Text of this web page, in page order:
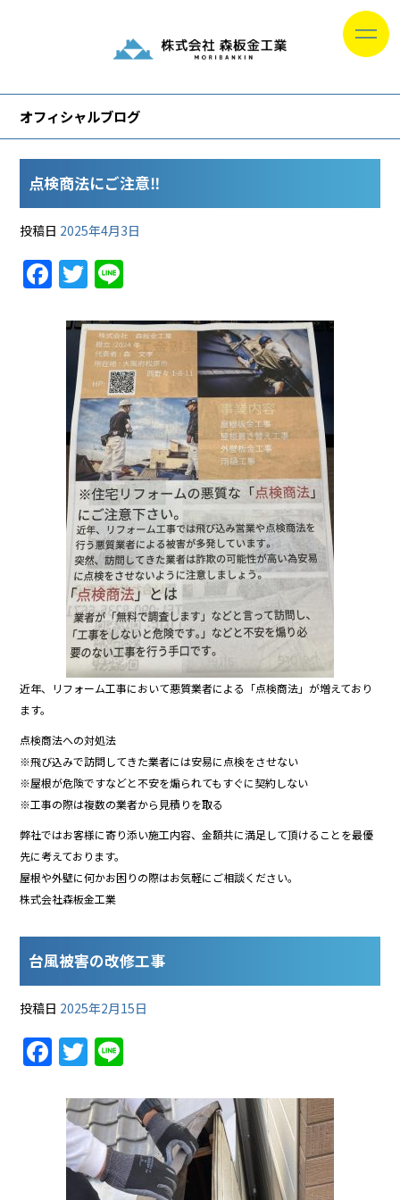
オフィシャルブログ
点検商法にご注意‼︎
投稿日 2025年4月3日
F
a
c
o
k
T
w
itt
er
e
近年、リフォーム工事において悪質業者による「点検商法」が増えており
ます。
点検商法への対処法
※飛び込みで訪問してきた業者には安易に点検をさせない
※屋根が危険ですなどと不安を煽られてもすぐに契約しない
※工事の際は複数の業者から見積りを取る
弊社ではお客様に寄り添い施工内容、金額共に満足して頂けることを最優
先に考えております。
屋根や外壁に何かお困りの際はお気軽にご相談ください。
株式会社森板金工業
台風被害の改修工事
投稿日 2025年2月15日
F
a
c
e
b
T
w
itt
er
e